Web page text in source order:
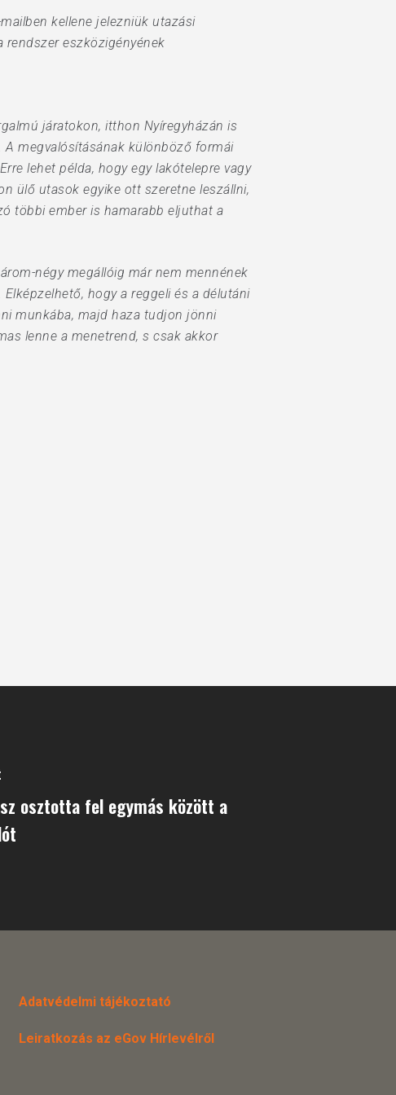
kellene jelezniük utazási
eszközigényének
járatokon, itthon Nyíregyházán is
megvalósításának különböző formái
lehet példa, hogy egy lakótelepre vagy
ülő utasok egyike ott szeretne leszállni,
többi ember is hamarabb eljuthat a
négy megállóig már nem mennének
hogy a reggeli és a délutáni
munkába, majd haza tudjon jönni
lenne a menetrend, s csak akkor
osztotta fel egymás között a
Adatvédelmi tájékoztató
Leiratkozás az eGov Hírlevélről